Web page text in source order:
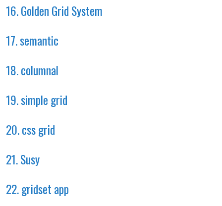
16. Golden Grid System
17. semantic
18. columnal
19. simple grid
20. css grid
21. Susy
22. gridset app